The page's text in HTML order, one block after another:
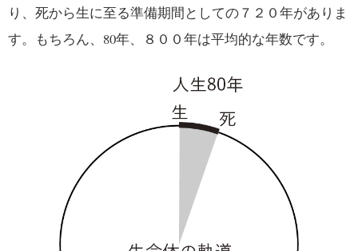
り、死から生に至る準備期間としての７２０年がありま
す。もちろん、80年、８００年は平均的な年数です。